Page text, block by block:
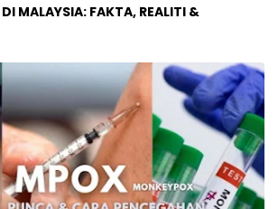
MALAYSIA: FAKTA, REALITI &